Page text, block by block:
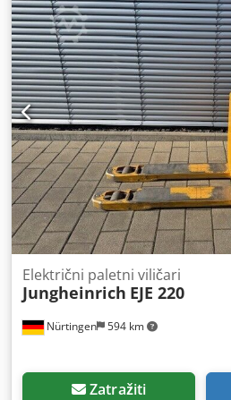
Nürtingen 594 km
Električni paletni viličari
Jungheinrich EJE 220
Zatražiti